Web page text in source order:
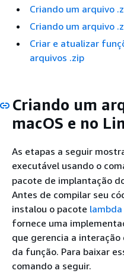
Criando um arquivo
Criando um arquivo
Criar e atualizar
arquivos .zip
Criando um
macOS e no
As etapas a seguir
executável usando o
pacote de implantação
Antes de compilar seu
instalou o pacote lambda
fornece uma
que gerencia a
da função. Para baixar
comando a seguir.